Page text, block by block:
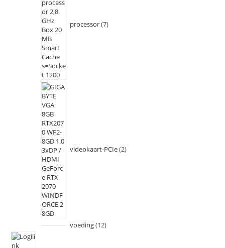
processor 7
videokaart-PCIe 2
voeding 12